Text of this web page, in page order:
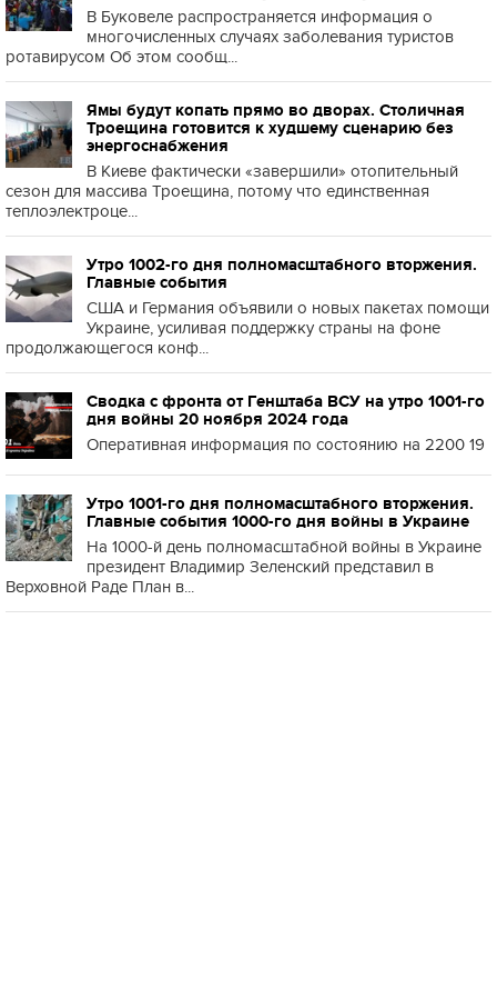
В Буковеле распространяется информация о
многочисленных случаях заболевания туристов
ротавирусом Об этом сообщ...
Ямы будут копать прямо во дворах. Столичная
Троещина готовится к худшему сценарию без
энергоснабжения
В Киеве фактически «завершили» отопительный
сезон для массива Троещина, потому что единственная
теплоэлектроце...
Утро 1002-го дня полномасштабного вторжения.
Главные события
США и Германия объявили о новых пакетах помощи
Украине, усиливая поддержку страны на фоне
продолжающегося конф...
Сводка с фронта от Генштаба ВСУ на утро 1001-го
дня войны 20 ноября 2024 года
Оперативная информация по состоянию на 2200 19
Утро 1001-го дня полномасштабного вторжения.
Главные события 1000-го дня войны в Украине
На 1000-й день полномасштабной войны в Украине
президент Владимир Зеленский представил в
Верховной Раде План в...